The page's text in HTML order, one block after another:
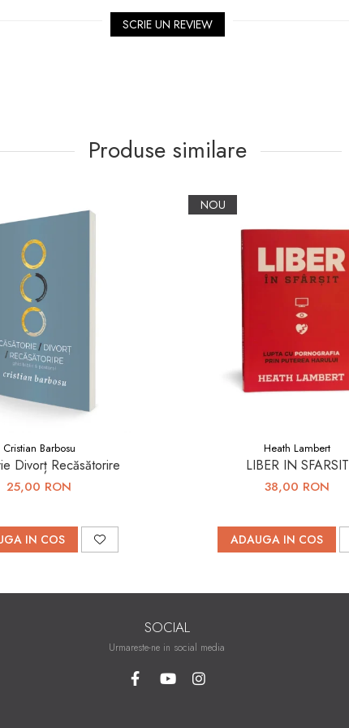
SCRIE UN REVIEW
Produse similare
Cristian Barbosu
Divorț Recăsătorire
25,00 RON
IN COS
NOU
Heath Lambert
LIBER IN SFARSIT
38,00 RON
ADAUGA IN COS
SOCIAL
Urmareste-ne in social media